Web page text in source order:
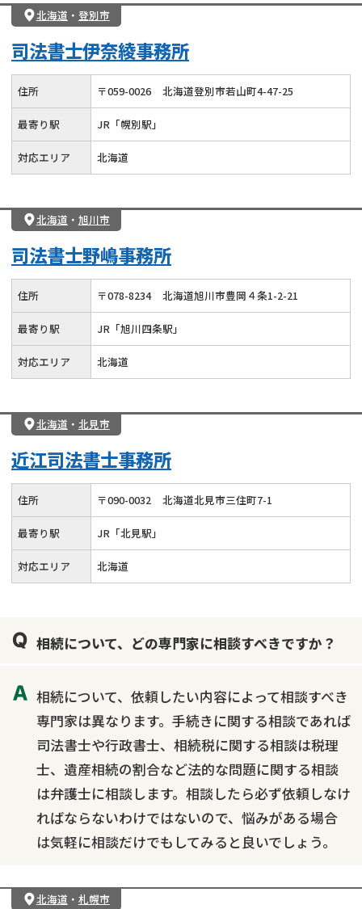
北海道 ・ 登別市
司法書士伊奈綾事務所
住所 〒059-0026 北海道登別市若山町4-47-25
最寄り駅 JR「幌別駅」
対応エリア 北海道
北海道 ・ 旭川市
司法書士野嶋事務所
住所 〒078-8234 北海道旭川市豊岡４条1-2-21
最寄り駅 JR「旭川四条駅」
対応エリア 北海道
北海道 ・ 北見市
近江司法書士事務所
住所 〒090-0032 北海道北見市三住町7-1
最寄り駅 JR「北見駅」
対応エリア 北海道
相続について、どの専門家に相談すべきですか？
相続について、依頼したい内容によって相談すべき
専門家は異なります。手続きに関する相談であれば
司法書士や行政書士、相続税に関する相談は税理
士、遺産相続の割合など法的な問題に関する相談
は弁護士に相談します。相談したら必ず依頼しなけ
ればならないわけではないので、悩みがある場合
は気軽に相談だけでもしてみると良いでしょう。
北海道 ・ 札幌市